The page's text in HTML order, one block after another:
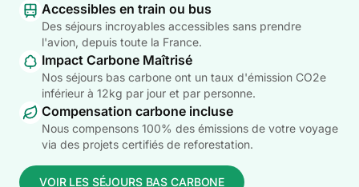
Accessibles en train ou bus
Des séjours incroyables accessibles sans prendre
l'avion, depuis toute la France.
Impact Carbone Maîtrisé
Nos séjours bas carbone ont un taux d'émission CO2e
inférieur à 12kg par jour et par personne.
Compensation carbone incluse
Nous compensons 100% des émissions de votre voyage
via des projets certifiés de reforestation.
VOIR LES SÉJOURS BAS CARBONE